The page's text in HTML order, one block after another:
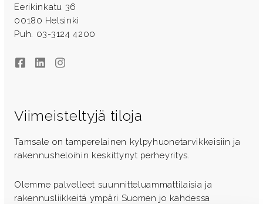
Eerikinkatu 36
00180 Helsinki
Puh. 03-3124 4200
FacebookLinkedInInstagram
Viimeisteltyjä tiloja
Tamsale on tamperelainen kylpyhuonetarvikkeisiin ja
rakennusheloihin keskittynyt perheyritys.
Olemme palvelleet suunnitteluammattilaisia ja
rakennusliikkeitä ympäri Suomen jo kahdessa